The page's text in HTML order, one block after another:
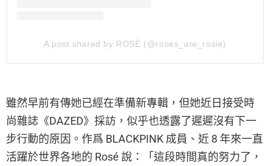
A post shared by ROSÉ (@roses_are_rosie)
雖然早前有傳她已經在準備新專輯，但她近日接受時
尚雜誌《DAZED》採訪，似乎也透露了遲遲沒有下一
步行動的原因。作爲 BLACKPINK 成員、近 8 年來一直
活躍於世界各地的 Rosé 說：「這段時間真的努力了，